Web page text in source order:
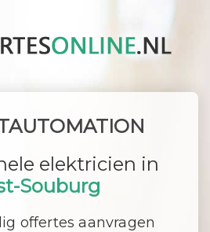
elektricien in
Souburg
offertes aanvragen